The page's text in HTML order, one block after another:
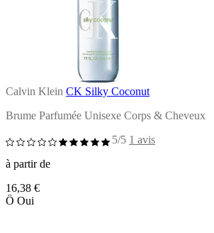
Calvin Klein CK Silky Coconut
Brume Parfumée Unisexe Corps & Cheveux
5/5 1 avis
à partir de
16,38 €
Ô Oui